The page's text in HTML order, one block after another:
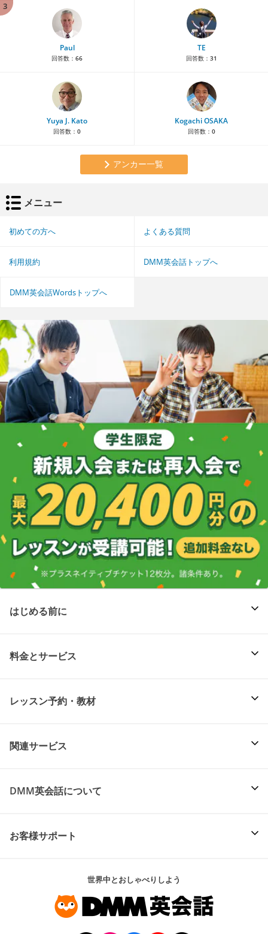
3
Paul
回答数： 66
TE
回答数： 31
Yuya J. Kato
回答数： 0
Kogachi OSAKA
回答数： 0
アンカー一覧
メニュー
初めての方へ よくある質問
利用規約 DMM英会話トップへ
DMM英会話Wordsトップへ
はじめる前に
料金とサービス
レッスン予約・教材
関連サービス
DMM英会話について
お客様サポート
世界中とおしゃべりしよう